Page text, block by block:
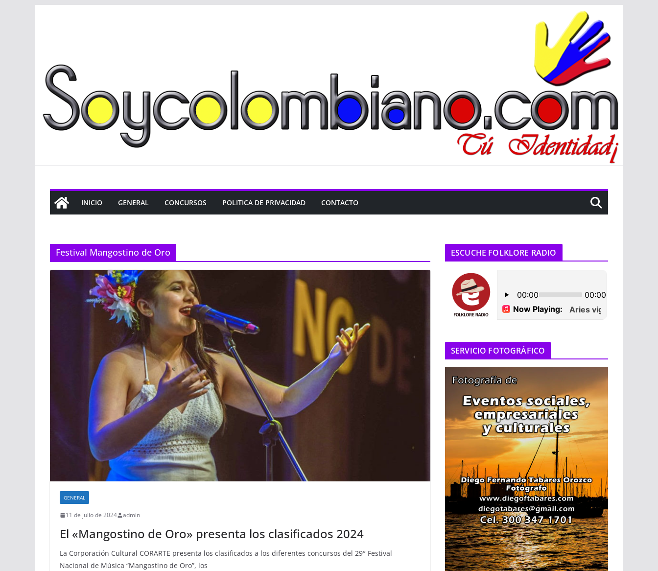
INICIO GENERAL CONCURSOS POLITICA DE PRIVACIDAD CONTACTO
Festival Mangostino de Oro
GENERAL
11 de julio de 2024 admin
El «Mangostino de Oro» presenta los clasificados 2024
La Corporación Cultural CORARTE presenta los clasificados a los diferentes concursos del 29° Festival
Nacional de Música “Mangostino de Oro”, los
ESCUCHE FOLKLORE RADIO
SERVICIO FOTOGRÁFICO